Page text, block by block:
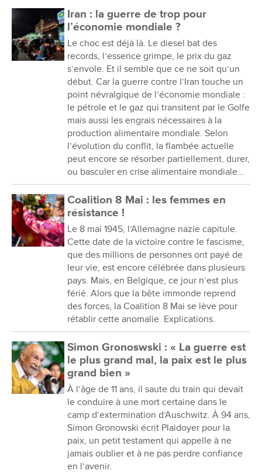
Iran : la guerre de trop pour
l’économie mondiale ?
Le choc est déjà là. Le diesel bat des
records, l’essence grimpe, le prix du gaz
s’envole. Et il semble que ce ne soit qu’un
début. Car la guerre contre l’Iran touche un
point névralgique de l’économie mondiale :
le pétrole et le gaz qui transitent par le Golfe
mais aussi les engrais nécessaires à la
production alimentaire mondiale. Selon
l’évolution du conflit, la flambée actuelle
peut encore se résorber partiellement, durer,
ou basculer en crise alimentaire mondiale...
Coalition 8 Mai : les femmes en
résistance !
Le 8 mai 1945, l’Allemagne nazie capitule.
Cette date de la victoire contre le fascisme,
que des millions de personnes ont payé de
leur vie, est encore célébrée dans plusieurs
pays. Mais, en Belgique, ce jour n’est plus
férié. Alors que la bête immonde reprend
des forces, la Coalition 8 Mai se lève pour
rétablir cette anomalie. Explications.
Simon Gronoswski : « La guerre est
le plus grand mal, la paix est le plus
grand bien »
À l’âge de 11 ans, il saute du train qui devait
le conduire à une mort certaine dans le
camp d’extermination d’Auschwitz. À 94 ans,
Simon Gronowski écrit Plaidoyer pour la
paix, un petit testament qui appelle à ne
jamais oublier et à ne pas perdre confiance
en l’avenir.